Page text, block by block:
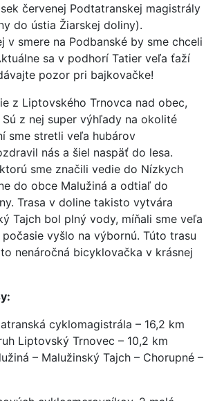
červenej Podtatranskej magistrály
do ústia Žiarskej doliny).
v smere na Podbanské by sme chceli
sa v podhorí Tatier veľa ťaží
pozor pri bajkovačke!
z Liptovského Trnovca nad obec,
z nej super výhľady na okolité
sme stretli veľa hubárov
nás a šiel naspäť do lesa.
sme značili vedie do Nízkych
do obce Malužiná a odtiaľ do
Trasa v doline takisto vytvára
Tajch bol plný vody, míňali sme veľa
vyšlo na výbornú. Túto trasu
nenáročná bicyklovačka v krásnej
cyklomagistrála – 16,2 km
Liptovský Trnovec – 10,2 km
– Malužinský Tajch – Chorupné –